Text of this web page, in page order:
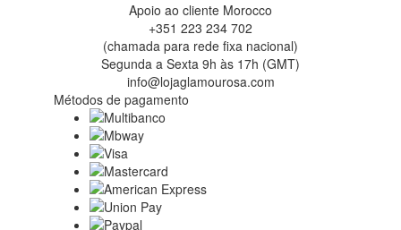
Apoio ao cliente Morocco
+351 223 234 702
(chamada para rede fixa nacional)
Segunda a Sexta 9h às 17h (GMT)
info@lojaglamourosa.com
Métodos de pagamento